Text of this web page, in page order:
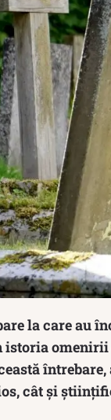
la care au
omenirii
cât și